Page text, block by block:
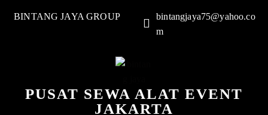
BINTANG JAYA GROUP
bintangjaya75@yahoo.co
m
PUSAT SEWA ALAT EVENT
JAKARTA